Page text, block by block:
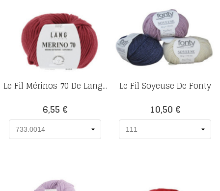
Le Fil Mérinos 70 De Lang...
Prix
6,55 €
Le Fil Soyeuse De Fonty
Prix
10,50 €